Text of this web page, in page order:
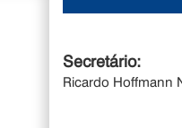
Secretário:
Ricardo Hoffmann